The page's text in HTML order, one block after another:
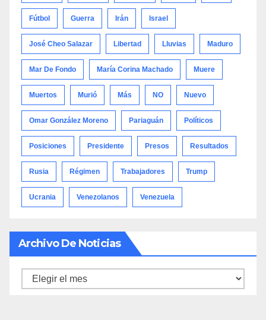
Fútbol Guerra Irán Israel
José Cheo Salazar Libertad Lluvias Maduro
Mar De Fondo María Corina Machado Muere
Muertos Murió Más NO Nuevo
Omar González Moreno Pariaguán Políticos
Posiciones Presidente Presos Resultados
Rusia Régimen Trabajadores Trump
Ucrania Venezolanos Venezuela
Archivo De Noticias
Archivo